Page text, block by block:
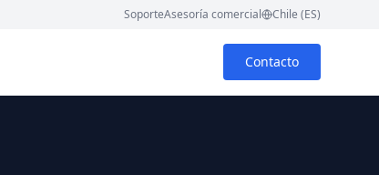
SoporteAsesoría comercial Chile (ES)
Contacto